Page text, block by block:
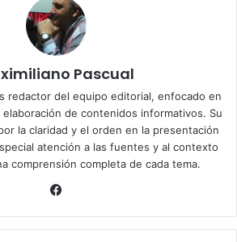
Pascual
redactor del equipo editorial, enfocado en
elaboración de contenidos informativos. Su
la claridad y el orden en la presentación
atención a las fuentes y al contexto
comprensión completa de cada tema.